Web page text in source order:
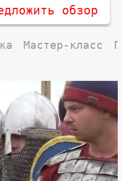
Предложить обзор
Мастер-класс